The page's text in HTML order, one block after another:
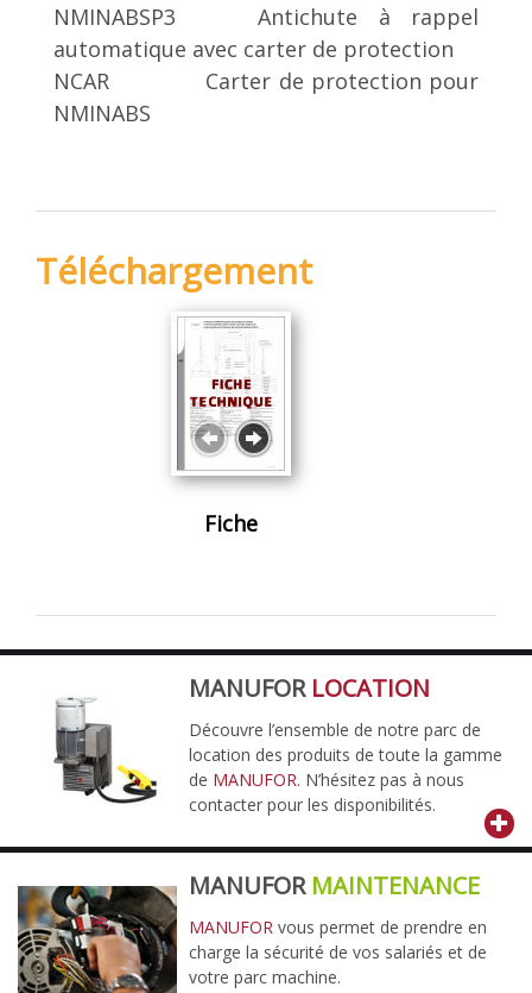
NMINABSP3 Antichute à rappel
automatique avec carter de protection
NCAR Carter de protection pour
NMINABS
Téléchargement
Fiche
MANUFOR LOCATION
Découvre l’ensemble de notre parc de
location des produits de toute la gamme
de MANUFOR. N’hésitez pas à nous
contacter pour les disponibilités.
MANUFOR MAINTENANCE
MANUFORvous permet de prendre en
charge la sécurité de vos salariés et de
votre parc machine.